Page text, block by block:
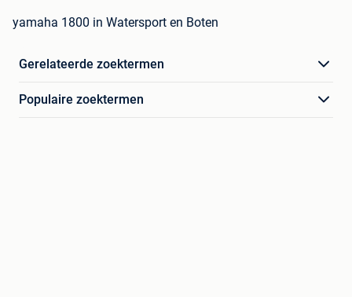
yamaha 1800 in Watersport en Boten
Gerelateerde zoektermen
Populaire zoektermen